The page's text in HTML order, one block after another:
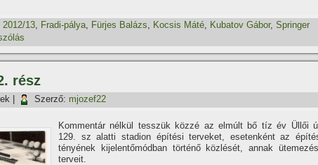
2012/13, Fradi-pálya, Fürjes Balázs, Kocsis Máté, Kubatov Gábor, Springer
rész
Szerző: mjozef22
Kommentár nélkül tesszük közzé az elmúlt bő tí­z év Üllői
129. sz alatti stadion épí­tési terveket, esetenként az
tényének kijelentőmódban történő közlését, annak
terveit.